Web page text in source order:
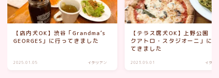
【店内犬OK】渋谷「Grandma’s
GEORGES」に行ってきました
2025.01.05 イタリアン
【テラス席犬OK】上野公園「
クアトロ・スタジオーニ」に
てきました
2023.09.01 イタリ